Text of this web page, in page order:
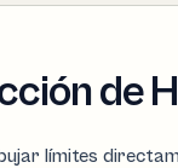
de
límites